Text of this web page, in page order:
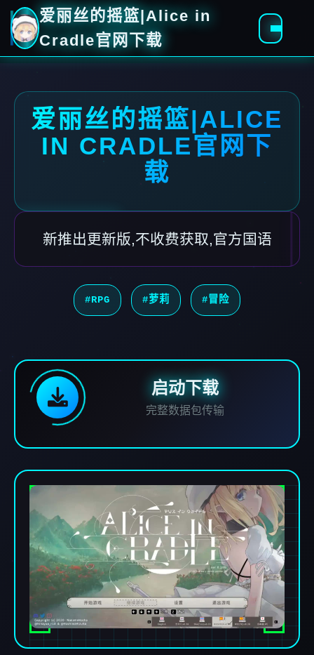
爱丽丝的摇篮|Alice in
Cradle官网下载
爱丽丝的摇篮|ALICE
IN CRADLE官网下
载
新推出更新版,不收费获取,官方国语
#RPG #萝莉 #冒险
启动下载
完整数据包传输